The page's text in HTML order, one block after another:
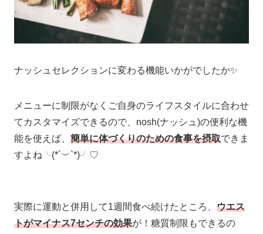
ナッシュセレクションに変わる機能いかがでしたか✨
メニューに制限がなくご自身のライフスタイルに合わせ
てカスタマイズできるので、nosh(ナッシュ)の便利な機
能を使えば、 簡単に体づくりのための食事を摂取できま
すよね╰(*´︶`*)╯♡
実際に運動と併用して1週間食べ続けたところ、 ウエス
トがマイナス7センチの効果が！糖質制限もできるの